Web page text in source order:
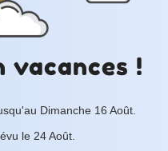
vacances !
Dimanche 16 Août.
le 24 Août.